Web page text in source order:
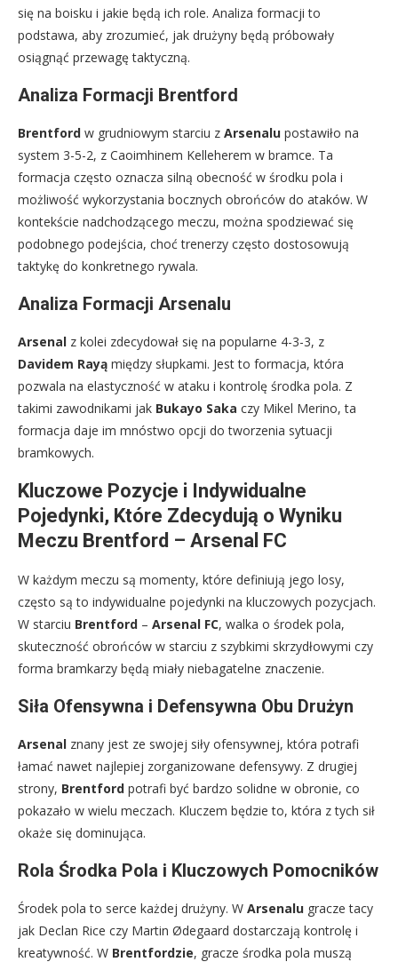
się na boisku i jakie będą ich role. Analiza formacji to
podstawa, aby zrozumieć, jak drużyny będą próbowały
osiągnąć przewagę taktyczną.
Analiza Formacji Brentford
Brentford w grudniowym starciu z Arsenalu postawiło na
system 3-5-2, z Caoimhinem Kelleherem w bramce. Ta
formacja często oznacza silną obecność w środku pola i
możliwość wykorzystania bocznych obrońców do ataków. W
kontekście nadchodzącego meczu, można spodziewać się
podobnego podejścia, choć trenerzy często dostosowują
taktykę do konkretnego rywala.
Analiza Formacji Arsenalu
Arsenal z kolei zdecydował się na popularne 4-3-3, z
Davidem Rayą między słupkami. Jest to formacja, która
pozwala na elastyczność w ataku i kontrolę środka pola. Z
takimi zawodnikami jak Bukayo Saka czy Mikel Merino, ta
formacja daje im mnóstwo opcji do tworzenia sytuacji
bramkowych.
Kluczowe Pozycje i Indywidualne
Pojedynki, Które Zdecydują o Wyniku
Meczu Brentford – Arsenal FC
W każdym meczu są momenty, które definiują jego losy,
często są to indywidualne pojedynki na kluczowych pozycjach.
W starciu Brentford – Arsenal FC, walka o środek pola,
skuteczność obrońców w starciu z szybkimi skrzydłowymi czy
forma bramkarzy będą miały niebagatelne znaczenie.
Siła Ofensywna i Defensywna Obu Drużyn
Arsenal znany jest ze swojej siły ofensywnej, która potrafi
łamać nawet najlepiej zorganizowane defensywy. Z drugiej
strony, Brentford potrafi być bardzo solidne w obronie, co
pokazało w wielu meczach. Kluczem będzie to, która z tych sił
okaże się dominująca.
Rola Środka Pola i Kluczowych Pomocników
Środek pola to serce każdej drużyny. W Arsenalu gracze tacy
jak Declan Rice czy Martin Ødegaard dostarczają kontrolę i
kreatywność. W Brentfordzie, gracze środka pola muszą